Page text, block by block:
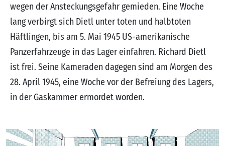
wegen der Ansteckungsgefahr gemieden. Eine Woche
lang verbirgt sich Dietl unter toten und halbtoten
Häftlingen, bis am 5. Mai 1945 US-amerikanische
Panzerfahrzeuge in das Lager einfahren. Richard Dietl
ist frei. Seine Kameraden dagegen sind am Morgen des
28. April 1945, eine Woche vor der Befreiung des Lagers,
in der Gaskammer ermordet worden.